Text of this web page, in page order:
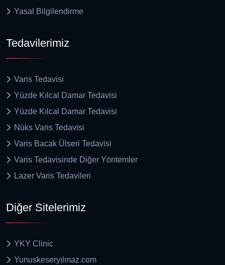
Yasal Bilgilendirme
Tedavilerimiz
Varis Tedavisi
Yüzde Kılcal Damar Tedavisi
Yüzde Kılcal Damar Tedavisi
Nüks Varis Tedavisi
Varis Bacak Ülseri Tedavisi
Varis Tedavisinde Diğer Yöntemler
Lazer Varis Tedavileri
Diğer Sitelerimiz
YKY Clinic
Yunuskeseryılmaz.com